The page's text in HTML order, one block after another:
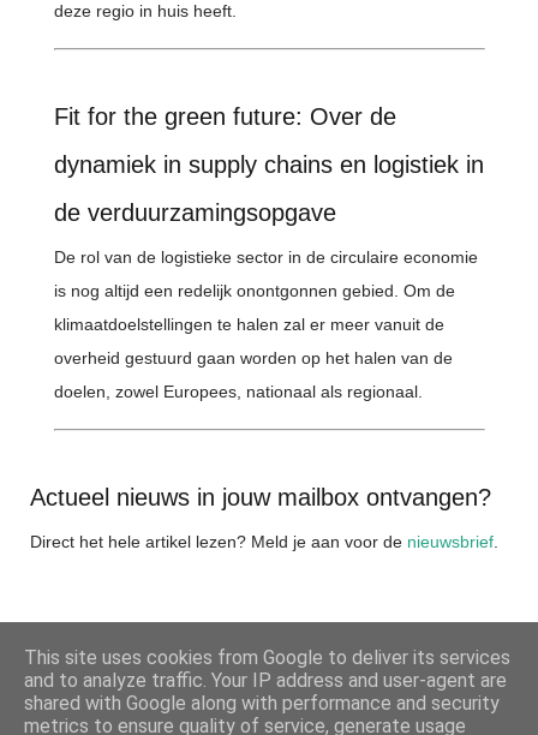
deze regio in huis heeft.
Fit for the green future: Over de
dynamiek in supply chains en logistiek in
de verduurzamingsopgave
De rol van de logistieke sector in de circulaire economie
is nog altijd een redelijk onontgonnen gebied. Om de
klimaatdoelstellingen te halen zal er meer vanuit de
overheid gestuurd gaan worden op het halen van de
doelen, zowel Europees, nationaal als regionaal.
Actueel nieuws in jouw mailbox ontvangen?
Direct het hele artikel lezen? Meld je aan voor de nieuwsbrief
DELEN
This site uses cookies from Google to deliver its services
and to analyze traffic. Your IP address and user-agent are
shared with Google along with performance and security
metrics to ensure quality of service, generate usage